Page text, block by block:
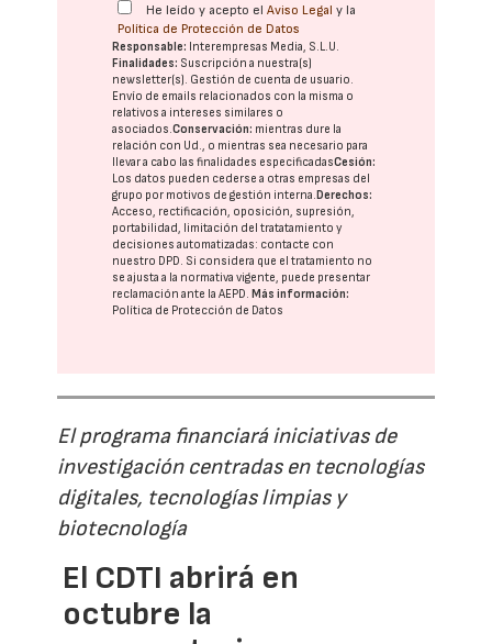
He leído y acepto elAviso Legal y la
Política de Protección de Datos
Responsable: Interempresas Media, S.L.U.
Finalidades: Suscripción a nuestra(s)
newsletter(s). Gestión de cuenta de usuario.
Envío de emails relacionados con la misma o
relativos a intereses similares o
asociados.Conservación: mientras dure la
relación con Ud., o mientras sea necesario para
llevar a cabo las finalidades especificadasCesión:
Los datos pueden cederse a otras empresas del
grupo por motivos de gestión interna.Derechos:
Acceso, rectificación, oposición, supresión,
portabilidad, limitación del tratatamiento y
decisiones automatizadas: contacte con
nuestro DPD. Si considera que el tratamiento no
se ajusta a la normativa vigente, puede presentar
reclamación ante laAEPD.Más información:
Política de Protección de Datos
El programa financiará iniciativas de
investigación centradas en tecnologías
digitales, tecnologías limpias y
biotecnología
El CDTI abrirá en
octubre la